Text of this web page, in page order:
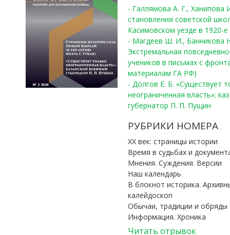
- Галлямова А. Г.,
становления советской
Касимовском уезде в 1920-е
- Магдеев Ш. И., Банникова
Экстремальная
учеников в письмах с
материалам ГА РФ)
- Долгов Е. Б. «Существует
неограниченная власть»:
губернатор П. П. Пущин
РУБРИКИ НОМЕРА
ХХ век: страницы истории
Время в судьбах и
Мнения. Суждения. Версии
Наш календарь
В блокнот историка.
калейдоскоп
Обычаи, традиции и обряды
Информация. Хроника
Читать отрывок